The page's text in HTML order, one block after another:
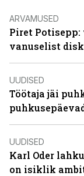
ARVAMUSED
Piret Potisepp:
vanuselist
UUDISED
Töötaja jäi
UUDISED
Karl Oder
on isiklik